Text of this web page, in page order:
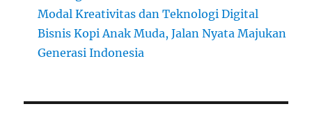
Modal Kreativitas dan Teknologi Digital
Bisnis Kopi Anak Muda, Jalan Nyata Majukan
Generasi Indonesia